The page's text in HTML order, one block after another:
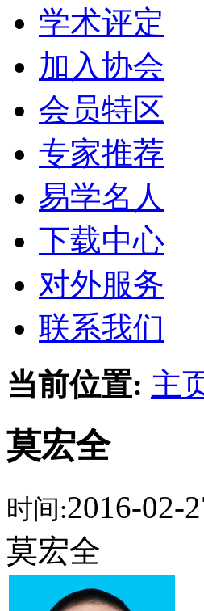
学术评定
加入协会
会员特区
专家推荐
易学名人
下载中心
对外服务
联系我们
当前位置: 主
莫宏全
时间:2016-02-
莫宏全